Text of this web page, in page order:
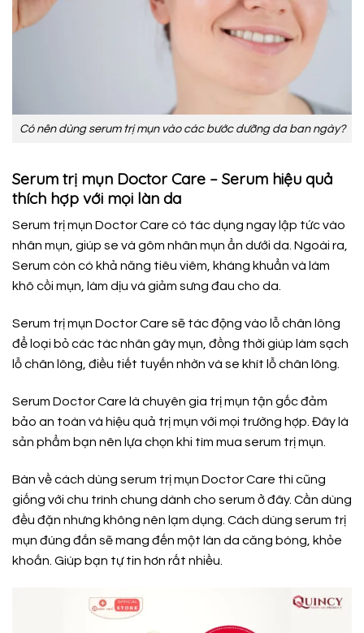
Có nên dùng serum trị mụn vào các bước dưỡng da ban ngày?
Serum trị mụn Doctor Care – Serum hiệu quả
thích hợp với mọi làn da
Serum trị mụn Doctor Care có tác dụng ngay lập tức vào
nhân mụn, giúp se và gôm nhân mụn ẩn dưới da. Ngoài ra,
Serum còn có khả năng tiêu viêm, kháng khuẩn và làm
khô cồi mụn, làm dịu và giảm sưng đau cho da.
Serum trị mụn Doctor Care sẽ tác động vào lỗ chân lông
để loại bỏ các tác nhân gây mụn, đồng thời giúp làm sạch
lỗ chân lông, điều tiết tuyến nhờn và se khít lỗ chân lông.
Serum Doctor Care là chuyên gia trị mụn tận gốc đảm
bảo an toàn và hiệu quả trị mụn với mọi trường hợp. Đây là
sản phẩm bạn nên lựa chọn khi tìm mua serum trị mụn.
Bàn về cách dùng serum trị mụn Doctor Care thì cũng
giống với chu trình chung dành cho serum ở đây. Cần dùng
đều đặn nhưng không nên lạm dụng. Cách dùng serum trị
mụn đúng đắn sẽ mang đến một làn da căng bóng, khỏe
khoắn. Giúp bạn tự tin hơn rất nhiều.